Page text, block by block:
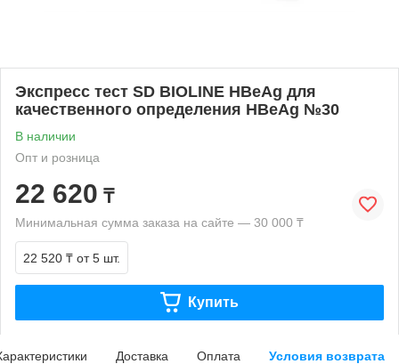
Экспресс тест SD BIOLINE HBeAg для
качественного определения HBeAg №30
В наличии
Опт и розница
22 620 ₸
Минимальная сумма заказа на сайте — 30 000 ₸
22 520 ₸ от 5 шт.
Купить
Доставка Оплата Условия возврата